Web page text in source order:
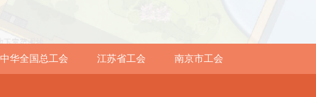
中华全国总工会 江苏省工会 南京市工会